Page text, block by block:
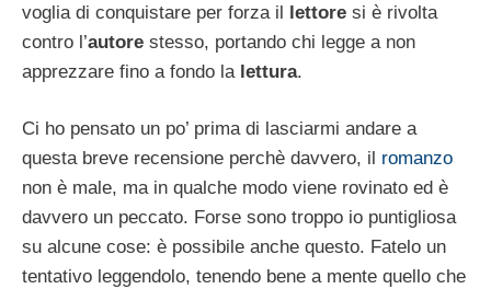
voglia di conquistare per forza il lettore si è rivolta
contro l’autore stesso, portando chi legge a non
apprezzare fino a fondo lalettura.
Ci ho pensato un po’ prima di lasciarmi andare a
questa breve recensione perchè davvero, il romanzo
non è male, ma in qualche modo viene rovinato ed è
davvero un peccato. Forse sono troppo io puntigliosa
su alcune cose: è possibile anche questo. Fatelo un
tentativo leggendolo, tenendo bene a mente quello che